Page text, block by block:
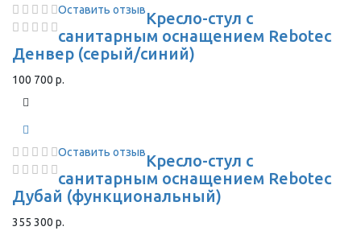
Оставить отзывКресло-стул с
санитарным оснащением Rebotec
Денвер (серый/синий)
100 700 р.
Оставить отзывКресло-стул с
санитарным оснащением Rebotec
Дубай (функциональный)
355 300 р.